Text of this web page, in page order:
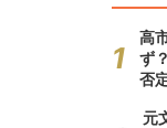
高
ず
否
元